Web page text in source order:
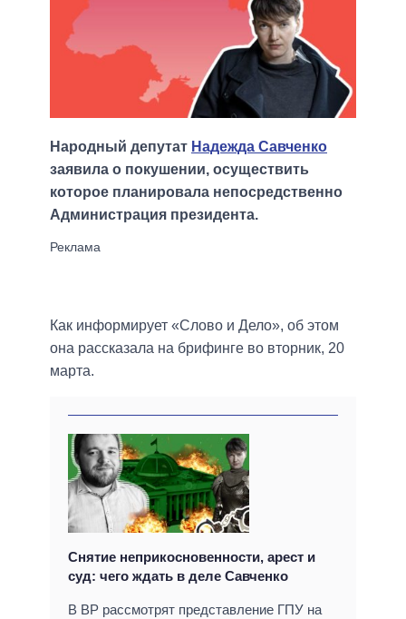
Народный депутат Надежда Савченко
заявила о покушении, осуществить
которое планировала непосредственно
Администрация президента.
Как информирует «Слово и Дело», об этом
она рассказала на брифинге во вторник, 20
марта.
Снятие неприкосновенности, арест и
суд: чего ждать в деле Савченко
В ВР рассмотрят представление ГПУ на